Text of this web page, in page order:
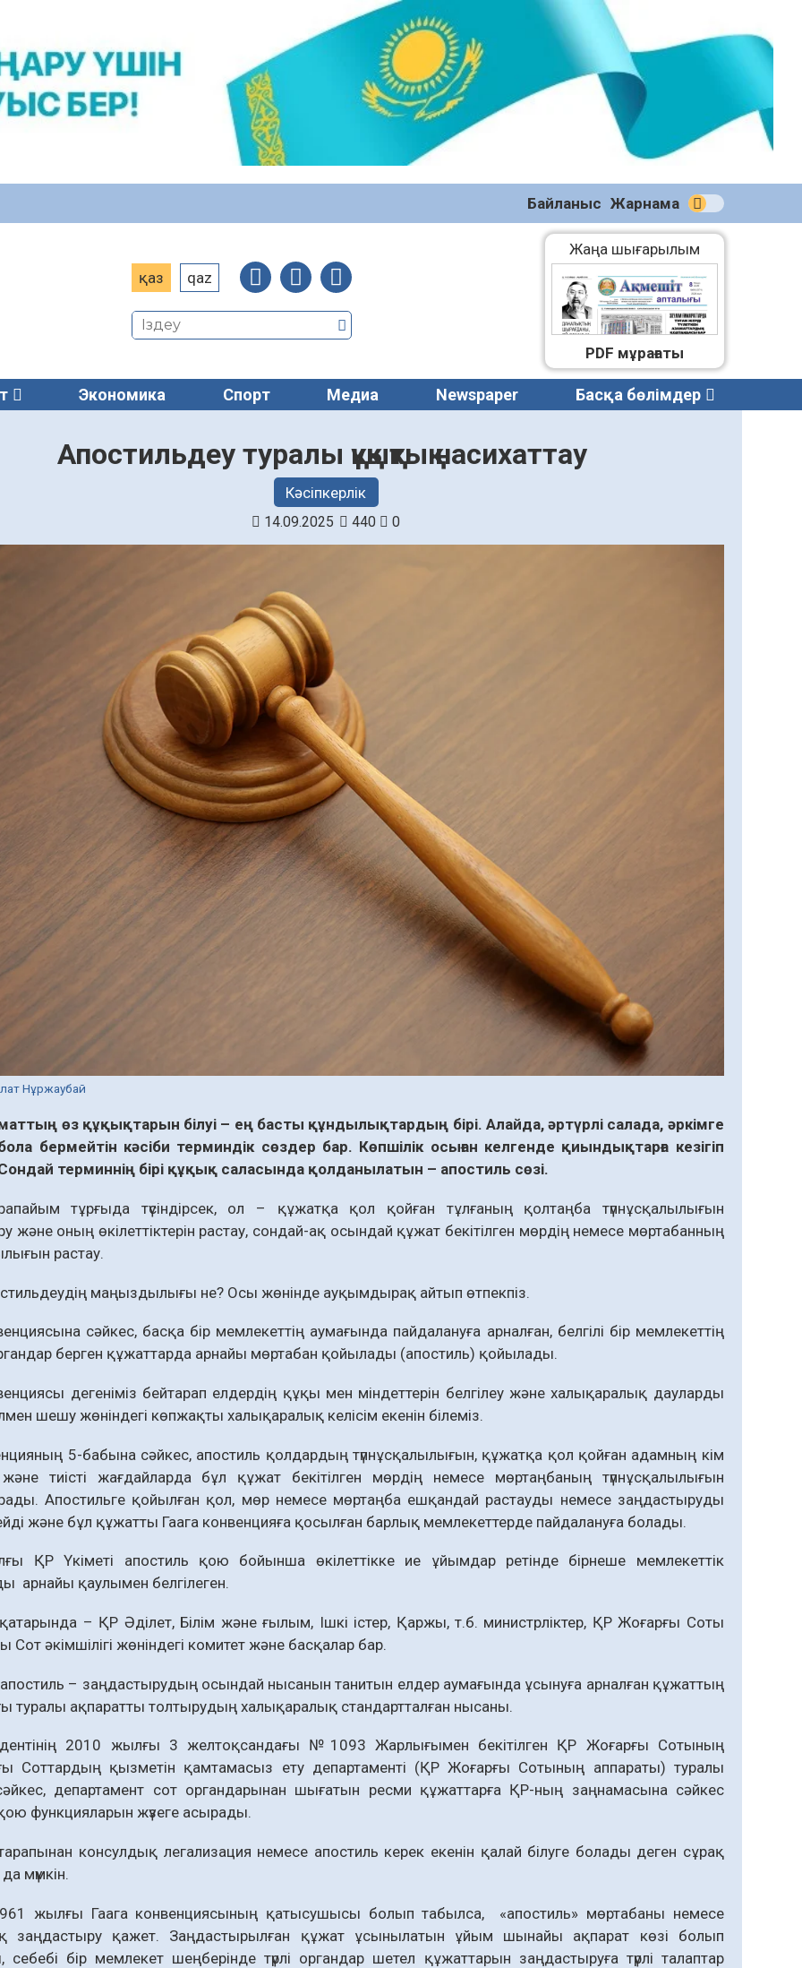
Байланыс Жарнама
қаз qaz
Жаңа шығарылым
(2271)
08.08.2026
PDF мұрағаты
Экономика Спорт Медиа Newspaper Басқа бөлімдер
Апостильдеу туралы құқықтық насихаттау
Кәсіпкерлік
14.09.2025 440 0
Нұржаубай
өз құқықтарын білуі – ең басты құндылықтардың бірі. Алайда, әртүрлі салада, әркімге
бола бермейтін кәсіби терминдік сөздер бар. Көпшілік осыған келгенде қиындықтарға кезігіп
терминнің бірі құқық саласында қолданылатын – апостиль сөзі.
тұрғыда түсіндірсек, ол – құжатқа қол қойған тұлғаның қолтаңба түпнұсқалылығын
және оның өкілеттіктерін растау, сондай-ақ осындай құжат бекітілген мөрдің немесе мөртабанның
растау.
маңыздылығы не? Осы жөнінде ауқымдырақ айтып өтпекпіз.
сәйкес, басқа бір мемлекеттің аумағында пайдалануға арналған, белгілі бір мемлекеттің
берген құжаттарда арнайы мөртабан қойылады (апостиль) қойылады.
дегеніміз бейтарап елдердің құқы мен міндеттерін белгілеу және халықаралық дауларды
шешу жөніндегі көпжақты халықаралық келісім екенін білеміз.
5-бабына сәйкес, апостиль қолдардың түпнұсқалылығын, құжатқа қол қойған адамның кiм
және тиiстi жағдайларда бұл құжат бекiтiлген мөрдің немесе мөртаңбаның түпнұсқалылығын
Апостильге қойылған қол, мөр немесе мөртаңба ешқандай растауды немесе заңдастыруды
және бұл құжатты Гаага конвенцияға қосылған барлық мемлекеттерде пайдалануға болады.
ҚР Үкіметі апостиль қою бойынша өкілеттікке ие ұйымдар ретінде бірнеше мемлекеттік
арнайы қаулымен белгілеген.
– ҚР Әділет, Білім және ғылым, Ішкі істер, Қаржы, т.б. министрліктер, ҚР Жоғарғы Соты
Сот әкімшілігі жөніндегі комитет және басқалар бар.
– заңдастырудың осындай нысанын танитын елдер аумағында ұсынуға арналған құжаттың
туралы ақпаратты толтырудың халықаралық стандартталған нысаны.
2010 жылғы 3 желтоқсандағы №1093 Жарлығымен бекітілген ҚР Жоғарғы Сотының
Соттардың қызметін қамтамасыз ету департаменті (ҚР Жоғарғы Сотының аппараты) туралы
департамент сот органдарынан шығатын ресми құжаттарға ҚР-ның заңнамасына сәйкес
функцияларын жүзеге асырады.
консулдық легализация немесе апостиль керек екенін қалай білуге болады деген сұрақ
мүмкін.
жылғы Гаага конвенциясының қатысушысы болып табылса, «апостиль» мөртабаны немесе
заңдастыру қажет. Заңдастырылған құжат ұсынылатын ұйым шынайы ақпарат көзі болып
бір мемлекет шеңберінде түрлі органдар шетел құжаттарын заңдастыруға түрлі талаптар